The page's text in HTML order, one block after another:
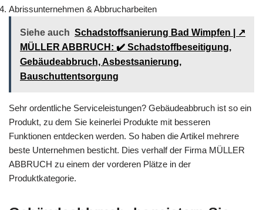
Abrissunternehmen & Abbrucharbeiten
Siehe auch Schadstoffsanierung Bad Wimpfen | ↗️
MÜLLER ABBRUCH: ✔️ Schadstoffbeseitigung,
Gebäudeabbruch, Asbestsanierung,
Bauschuttentsorgung
Sehr ordentliche Serviceleistungen? Gebäudeabbruch ist so ein
Produkt, zu dem Sie keinerlei Produkte mit besseren
Funktionen entdecken werden. So haben die Artikel mehrere
beste Unternehmen besticht. Dies verhalf der Firma MÜLLER
ABBRUCH zu einem der vorderen Plätze in der
Produktkategorie.